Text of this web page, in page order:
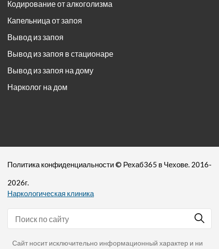
Кодирование от алкоголизма
Капельница от запоя
Вывод из запоя
Вывод из запоя в стационаре
Вывод из запоя на дому
Нарколог на дом
Политика конфиденциальности© Рехаб365 в Чехове. 2016-
2026г.
Наркологическая клиника
Сайт носит исключительно информационный характер и ни